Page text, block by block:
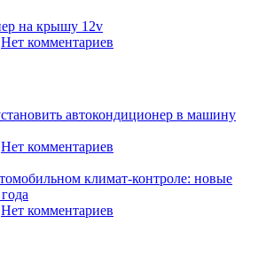
на крышу 12v
Нет комментариев
автокондиционер в машину
Нет комментариев
климат-контроле: новые
Нет комментариев